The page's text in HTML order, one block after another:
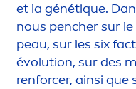
et la génétique.
nous pencher sur
peau, sur les six
évolution, sur des
renforcer, ainsi que